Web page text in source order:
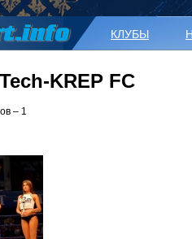
КЛУБЫ
KREP FC
– 1